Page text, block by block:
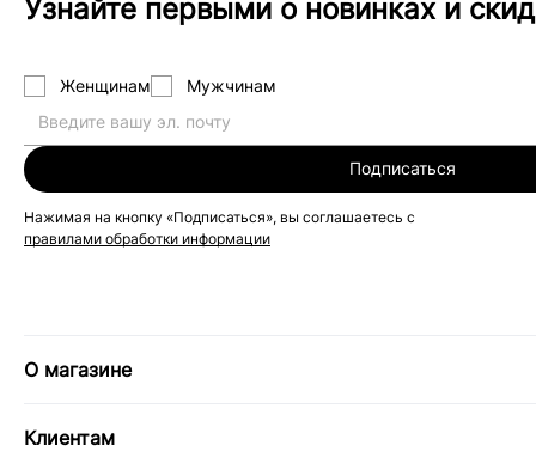
Узнайте первыми о новинках и
Женщинам Мужчинам
Подписаться
Нажимая на кнопку «Подписаться», вы соглашаетесь с
правилами обработки информации
О магазине
Клиентам